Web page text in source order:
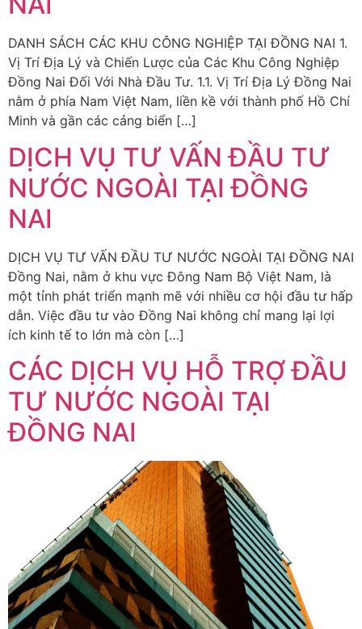
DANH SÁCH CÁC KHU CÔNG NGHIỆP TẠI ĐỒNG NAI 1.
Vị Trí Địa Lý và Chiến Lược của Các Khu Công Nghiệp
Đồng Nai Đối Với Nhà Đầu Tư. 1.1. Vị Trí Địa Lý Đồng Nai
nằm ở phía Nam Việt Nam, liền kề với thành phố Hồ Chí
Minh và gần các cảng biển […]
DỊCH VỤ TƯ VẤN ĐẦU TƯ
NƯỚC NGOÀI TẠI ĐỒNG
NAI
DỊCH VỤ TƯ VẤN ĐẦU TƯ NƯỚC NGOÀI TẠI ĐỒNG NAI
Đồng Nai, nằm ở khu vực Đông Nam Bộ Việt Nam, là
một tỉnh phát triển mạnh mẽ với nhiều cơ hội đầu tư hấp
dẫn. Việc đầu tư vào Đồng Nai không chỉ mang lại lợi
ích kinh tế to lớn mà còn […]
CÁC DỊCH VỤ HỖ TRỢ ĐẦU
TƯ NƯỚC NGOÀI TẠI
ĐỒNG NAI